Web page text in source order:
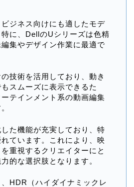
ジネス向けにも適したモデ
に、DellのUシリーズは色精
集やデザイン作業に最適で
技術を活用しており、動き
スムーズに表示できるた
テインメント系の動画編集
た機能が充実しており、特
ています。これにより、映
重視するクリエイターにと
的な選択肢となります。
HDR（ハイダイナミックレ